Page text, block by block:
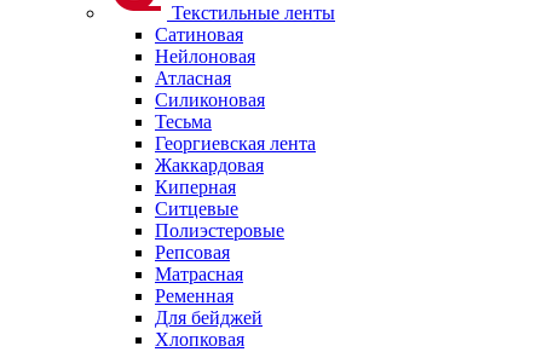
Текстильные ленты
Сатиновая
Нейлоновая
Атласная
Силиконовая
Тесьма
Георгиевская лента
Жаккардовая
Киперная
Ситцевые
Полиэстеровые
Репсовая
Матрасная
Ременная
Для бейджей
Хлопковая